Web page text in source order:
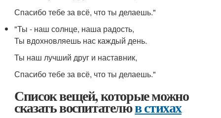
Спасибо тебе за всё, что ты делаешь."
"Ты - наш солнце, наша радость,
Ты вдохновляешь нас каждый день.
Ты наш лучший друг и наставник,
Спасибо тебе за всё, что ты делаешь."
Список вещей, которые можно
сказать воспитателюв стихах